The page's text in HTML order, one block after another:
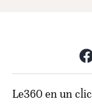
Le360 en un clic